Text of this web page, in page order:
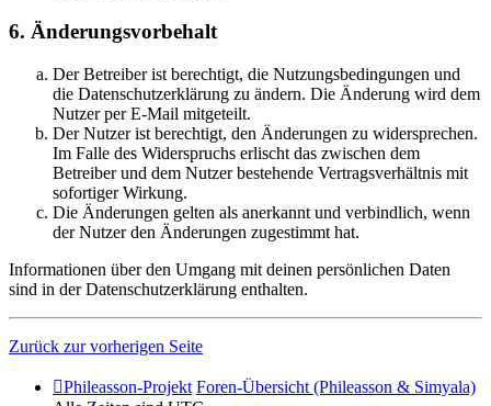
6. Änderungsvorbehalt
Der Betreiber ist berechtigt, die Nutzungsbedingungen und
die Datenschutzerklärung zu ändern. Die Änderung wird dem
Nutzer per E-Mail mitgeteilt.
Der Nutzer ist berechtigt, den Änderungen zu widersprechen.
Im Falle des Widerspruchs erlischt das zwischen dem
Betreiber und dem Nutzer bestehende Vertragsverhältnis mit
sofortiger Wirkung.
Die Änderungen gelten als anerkannt und verbindlich, wenn
der Nutzer den Änderungen zugestimmt hat.
Informationen über den Umgang mit deinen persönlichen Daten
sind in der Datenschutzerklärung enthalten.
Zurück zur vorherigen Seite
Phileasson-Projekt Foren-Übersicht (Phileasson & Simyala)